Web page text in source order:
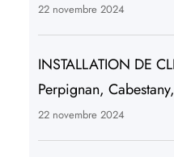
22 novembre 2024
INSTALLATION DE
Perpignan,
22 novembre 2024